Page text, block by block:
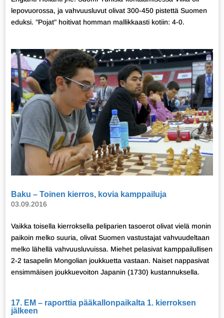
lepovuorossa, ja vahvuusluvut olivat 300-450 pistettä Suomen
eduksi. ”Pojat” hoitivat homman mallikkaasti kotiin: 4-0.
Baku – Toinen kierros, kovia kamppailuja
03.09.2016
Vaikka toisella kierroksella peliparien tasoerot olivat vielä monin
paikoin melko suuria, olivat Suomen vastustajat vahvuudeltaan
melko lähellä vahvuusluvuissa. Miehet pelasivat kamppailullisen
2-2 tasapelin Mongolian joukkuetta vastaan. Naiset nappasivat
ensimmäisen joukkuevoiton Japanin (1730) kustannuksella.
17. EM – raporttia pääkallonpaikalta 1. kierroksen
jälkeen